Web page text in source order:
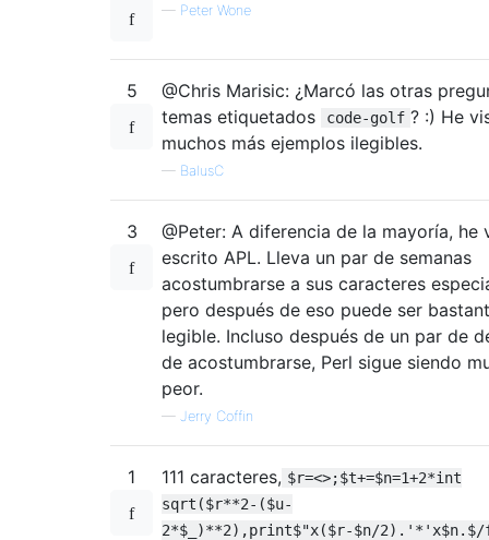
— Peter Wone
5
@Chris Marisic: ¿Marcó las otras
temas etiquetados
code-golf ? :) He
muchos más ejemplos ilegibles.
— BalusC
3
@Peter: A diferencia de la mayoría, he
escrito APL. Lleva un par de semanas
acostumbrarse a sus caracteres
pero después de eso puede ser
legible. Incluso después de un par de
de acostumbrarse, Perl sigue siendo
peor.
— Jerry Coffin
1 111 caracteres, $r=<>;$t+=$n=1+2*int
sqrt($r**2-($u-
2*$_)**2),print$"x($r-$n/